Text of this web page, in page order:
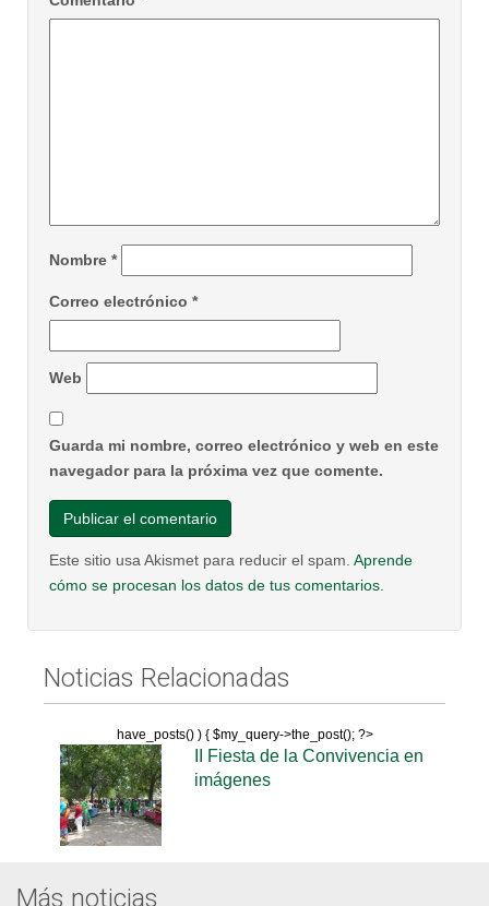
Nombre *
Correo electrónico *
Web
Guarda mi nombre, correo electrónico y web en este
navegador para la próxima vez que comente.
Este sitio usa Akismet para reducir el spam. Aprende
cómo se procesan los datos de tus comentarios.
Noticias Relacionadas
have_posts() ) { $my_query->the_post(); ?>
II Fiesta de la Convivencia en
imágenes
Más noticias